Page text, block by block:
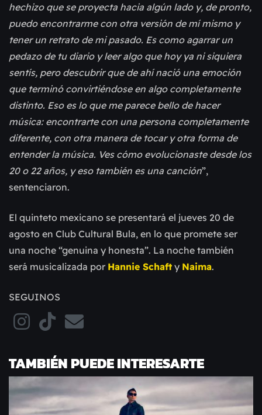
hechizo que se proyecta hacia algún lado y, de pronto,
puedo encontrarme con otra versión de mí mismo y
tener un retrato de mi pasado. Es como agarrar un
pedazo de tu diario y leer algo que hoy ya ni siquiera
sentís, pero descubrir que de ahí nació una emoción
que terminó convirtiéndose en algo completamente
distinto. Eso es lo que me parece bello de hacer
música: encontrarte con una persona completamente
diferente, con otra manera de tocar y otra forma de
entender la música. Ves cómo evolucionaste desde los
20 o 22 años, y eso también es una canción”,
sentenciaron.
El quinteto mexicano se presentará el jueves 20 de
agosto en Club Cultural Bula, en lo que promete ser
una noche “genuina y honesta”. La noche también
será musicalizada por Hannie Schaft y Naima.
SEGUINOS
TAMBIÉN PUEDE INTERESARTE